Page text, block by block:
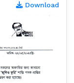
Download